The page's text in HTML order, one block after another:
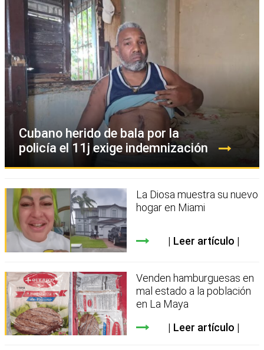
Cubano herido de bala por la
policía el 11j exige indemnización
La Diosa muestra su nuevo
hogar en Miami
Leer artículo
Venden hamburguesas en
mal estado a la población
en La Maya
Leer artículo